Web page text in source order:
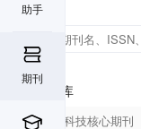
助手
期刊
数据库
中国科技核心期刊